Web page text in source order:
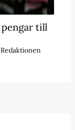
pengar till
Redaktionen